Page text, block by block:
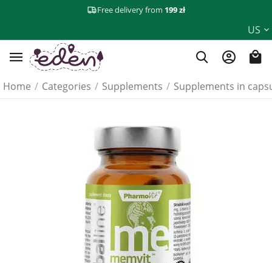
Free delivery from 199 zł
US
Home / Categories / Supplements / Supplements in